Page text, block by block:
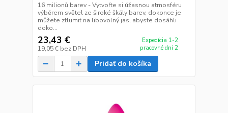
16 milionů barev - Vytvořte si úžasnou atmosféru
výběrem světel ze široké škály barev, dokonce je
můžete ztlumit na libovolný jas, abyste dosáhli
doko...
23,43 €
19,05 € bez DPH
Expedícia 1-2
pracovné dni 2
Pridať do košíka